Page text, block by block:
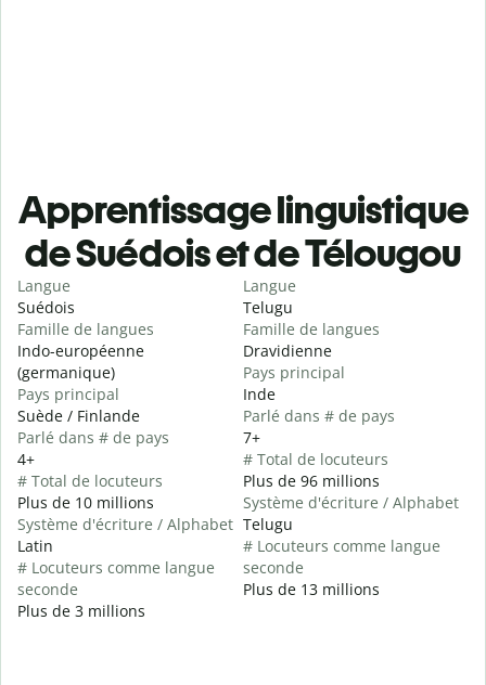
Apprentissage linguistique
de Suédois et de Télougou
Langue
Suédois
Famille de langues
Indo-européenne
(germanique)
Pays principal
Suède / Finlande
Parlé dans # de pays
4+
# Total de locuteurs
Plus de 10 millions
Système d'écriture / Alphabet
Latin
# Locuteurs comme langue
seconde
Plus de 3 millions
Langue
Telugu
Famille de langues
Dravidienne
Pays principal
Inde
Parlé dans # de pays
7+
# Total de locuteurs
Plus de 96 millions
Système d'écriture / Alphabet
Telugu
# Locuteurs comme langue
seconde
Plus de 13 millions